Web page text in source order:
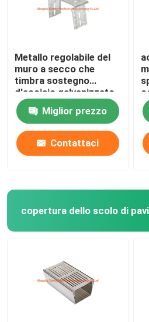
Metallo regolabile del
muro a secco che
timbra sostegno
d'acciaio galvanizzato
parti
Miglior prezzo
Contattaci
copertura dello scolo di